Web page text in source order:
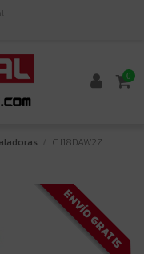
0
CJ18DAW2Z
ENVÍO GRATIS